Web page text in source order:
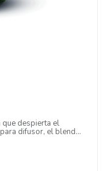
que despierta el
difusor, el blend